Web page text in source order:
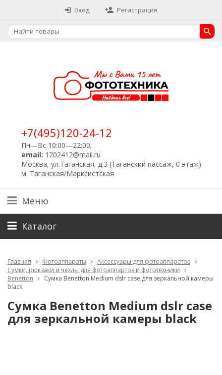
Вход Регистрация
+7(495)120-24-12
Пн—Вс 10:00—22:00,
email: 1202412@mail.ru
Москва, ул.Таганская, д.3 (Таганский пассаж, 0 этаж)
м. Таганская/Марксистская
Меню
Каталог
Главная Фотоаппараты
Аксессуары для фотоаппаратов
Сумки, рюкзаки и чехлы для фотоаппартов и фототехники
Benetton
Сумка Benetton Medium dslr case для зеркальной камеры
black
Сумка Benetton Medium dslr case
для зеркальной камеры black